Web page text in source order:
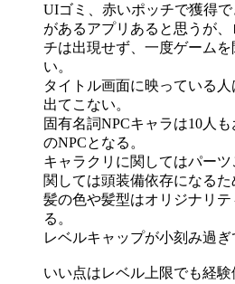
UIゴミ、赤いポッチで獲得
があるアプリあると思うが
チは出現せず、一度ゲーム
い。
タイトル画面に映っている
出てこない。
固有名詞NPCキャラは10人
のNPCとなる。
キャラクリに関してはパー
関しては頭装備依存になるた
髪の色や髪型はオリジナリ
る。
レベルキャップが小刻み過ぎ
いい点はレベル上限でも経